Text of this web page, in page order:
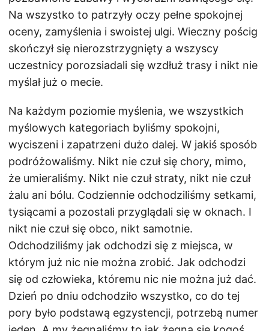
Na wszystko to patrzyły oczy pełne spokojnej
oceny, zamyślenia i swoistej ulgi. Wieczny pościg
skończył się nierozstrzygnięty a wszyscy
uczestnicy porozsiadali się wzdłuż trasy i nikt nie
myślał już o mecie.
Na każdym poziomie myślenia, we wszystkich
myślowych kategoriach byliśmy spokojni,
wyciszeni i zapatrzeni dużo dalej. W jakiś sposób
podróżowaliśmy. Nikt nie czuł się chory, mimo,
że umieraliśmy. Nikt nie czuł straty, nikt nie czuł
żalu ani bólu. Codziennie odchodziliśmy setkami,
tysiącami a pozostali przyglądali się w oknach. I
nikt nie czuł się obco, nikt samotnie.
Odchodziliśmy jak odchodzi się z miejsca, w
którym już nic nie można zrobić. Jak odchodzi
się od człowieka, któremu nic nie można już dać.
Dzień po dniu odchodziło wszystko, co do tej
pory było podstawą egzystencji, potrzebą numer